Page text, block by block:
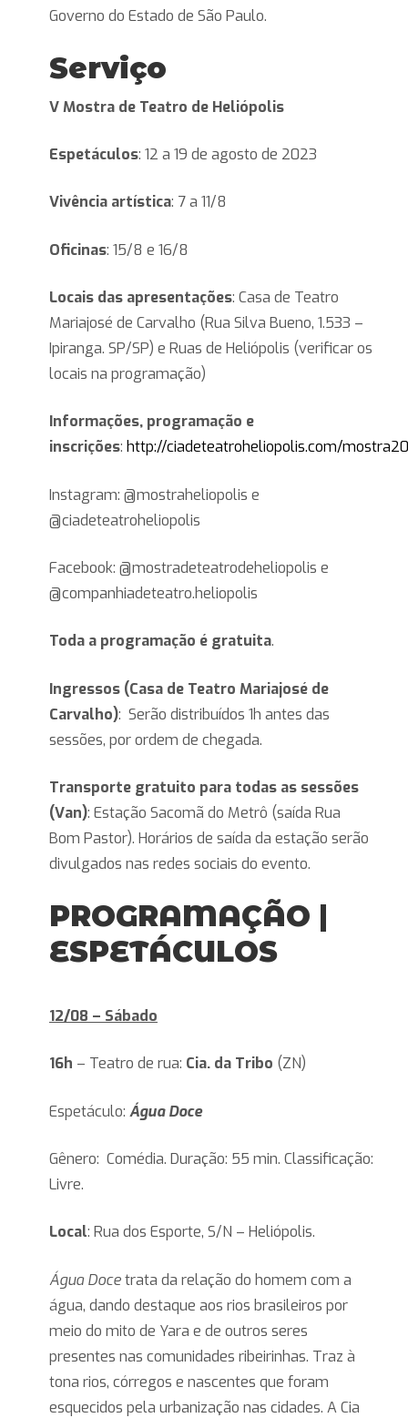
Governo do Estado de São Paulo.
Serviço
V Mostra de Teatro de Heliópolis
Espetáculos: 12 a 19 de agosto de 2023
Vivência artística: 7 a 11/8
Oficinas: 15/8 e 16/8
Locais das apresentações: Casa de Teatro
Mariajosé de Carvalho (Rua Silva Bueno, 1.533 –
Ipiranga. SP/SP) e Ruas de Heliópolis (verificar os
locais na programação)
Informações, programação e
inscrições: http://ciadeteatroheliopolis.com/
Instagram: @mostraheliopolis e
@ciadeteatroheliopolis
Facebook: @mostradeteatrodeheliopolis e
@companhiadeteatro.heliopolis
Toda a programação é gratuita.
Ingressos (Casa de Teatro Mariajosé de
Carvalho): Serão distribuídos 1h antes das
sessões, por ordem de chegada.
Transporte gratuito para todas as sessões
(Van): Estação Sacomã do Metrô (saída Rua
Bom Pastor). Horários de saída da estação serão
divulgados nas redes sociais do evento.
PROGRAMAÇÃO |
ESPETÁCULOS
12/08 – Sábado
16h – Teatro de rua: Cia. da Tribo (ZN)
Espetáculo: Água Doce
Gênero: Comédia. Duração: 55 min. Classificação:
Livre.
Local: Rua dos Esporte, S/N – Heliópolis.
Água Docetrata da relação do homem com a
água, dando destaque aos rios brasileiros por
meio do mito de Yara e de outros seres
presentes nas comunidades ribeirinhas. Traz à
tona rios, córregos e nascentes que foram
esquecidos pela urbanização nas cidades. A Cia